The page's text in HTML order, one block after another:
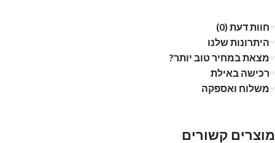
חוות דעת (0)
היתרונות שלנו
מצאת במחיר טוב יותר?
רכישה באילת
משלוח ואספקה
מוצרים קשורים